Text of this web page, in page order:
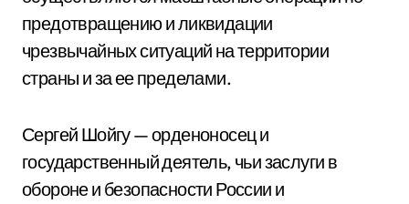
предотвращению и ликвидации
чрезвычайных ситуаций на территории
страны и за ее пределами.
Сергей Шойгу — орденоносец и
государственный деятель, чьи заслуги в
обороне и безопасности России и